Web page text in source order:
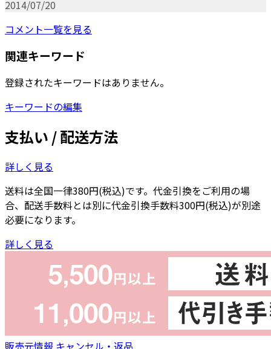
2014/07/20
コメント一覧を見る
関連キーワード
登録されたキーワードはありません。
キーワードの編集
支払い / 配送方法
詳しく見る
送料は全国一律380円(税込)です。代金引換をご利用の場
合、配送手数料とは別に代金引換手数料300円(税込)が別途
必要になります。
詳しく見る
販売元情報 キャンセル・返品